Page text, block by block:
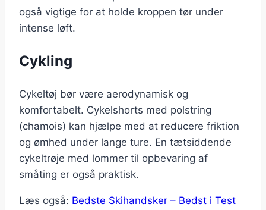
også vigtige for at holde kroppen tør under
intense løft.
Cykling
Cykeltøj bør være aerodynamisk og
komfortabelt. Cykelshorts med polstring
(chamois) kan hjælpe med at reducere friktion
og ømhed under lange ture. En tætsiddende
cykeltrøje med lommer til opbevaring af
småting er også praktisk.
Læs også: Bedste Skihandsker – Bedst i Test